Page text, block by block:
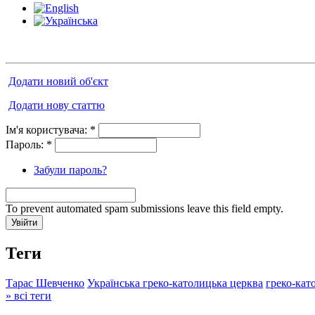
Додати новий об'єкт
Додати нову статтю
Ім'я користувача: *
Пароль: *
Забули пароль?
To prevent automated spam submissions leave this field empty.
Теги
Тарас Шевченко Українська греко-католицька церква греко-
» всі теги